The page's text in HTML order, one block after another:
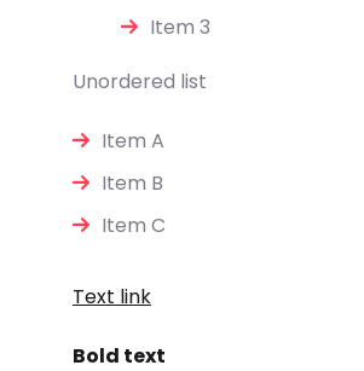
Item 3
Unordered list
Item A
Item B
Item C
Text link
Bold text